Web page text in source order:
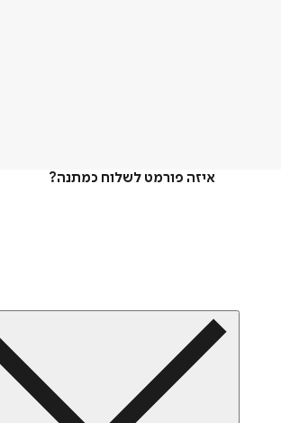
איזה פורמט לשלוח כמתנה?